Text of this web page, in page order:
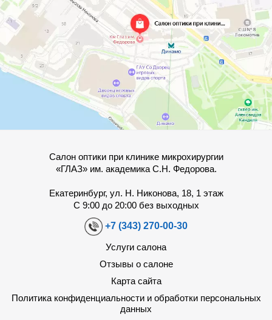
Салон оптики при клинике микрохирургии
«ГЛАЗ» им. академика С.Н. Федорова.
Екатеринбург, ул. Н. Никонова, 18, 1 этаж
С 9:00 до 20:00 без выходных
+7 (343) 270-00-30
Услуги салона
Отзывы о салоне
Карта сайта
Политика конфиденциальности и обработки персональных
данных